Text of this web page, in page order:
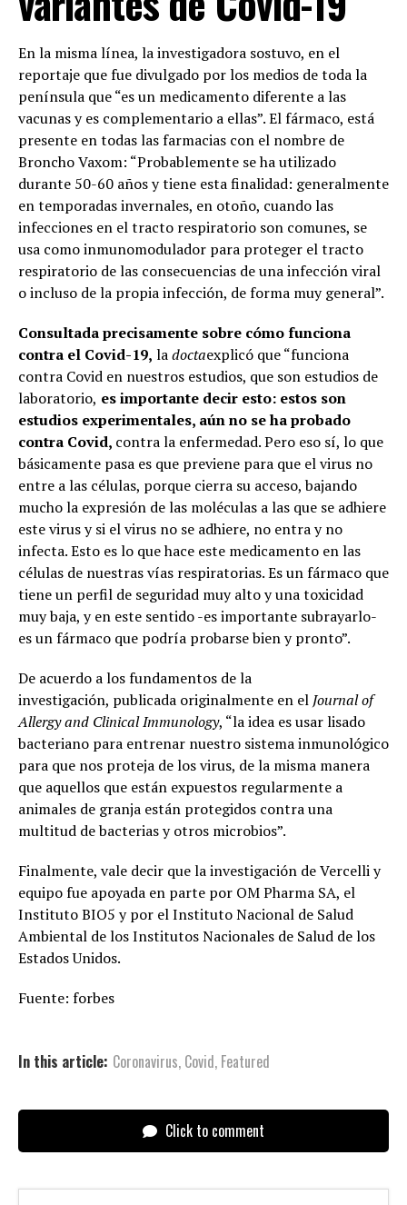
En la misma línea, la investigadora sostuvo, en el
reportaje que fue divulgado por los medios de toda la
península que “es un medicamento diferente a las
vacunas y es complementario a ellas”. El fármaco, está
presente en todas las farmacias con el nombre de
Broncho Vaxom: “Probablemente se ha utilizado
durante 50-60 años y tiene esta finalidad: generalmente
en temporadas invernales, en otoño, cuando las
infecciones en el tracto respiratorio son comunes, se
usa como inmunomodulador para proteger el tracto
respiratorio de las consecuencias de una infección viral
o incluso de la propia infección, de forma muy general”.
Consultada precisamente sobre cómo funciona
contra el Covid-19, ladoctaexplicó que “funciona
contra Covid en nuestros estudios, que son estudios de
laboratorio, es importante decir esto: estos son
estudios experimentales, aún no se ha probado
contra Covid, contra la enfermedad. Pero eso sí, lo que
básicamente pasa es que previene para que el virus no
entre a las células, porque cierra su acceso, bajando
mucho la expresión de las moléculas a las que se adhiere
este virus y si el virus no se adhiere, no entra y no
infecta. Esto es lo que hace este medicamento en las
células de nuestras vías respiratorias. Es un fármaco que
tiene un perfil de seguridad muy alto y una toxicidad
muy baja, y en este sentido -es importante subrayarlo-
es un fármaco que podría probarse bien y pronto”.
De acuerdo a los fundamentos de la
investigación, publicada originalmente en el Journal of
Allergy and Clinical Immunology, “la idea es usar lisado
bacteriano para entrenar nuestro sistema inmunológico
para que nos proteja de los virus, de la misma manera
que aquellos que están expuestos regularmente a
animales de granja están protegidos contra una
multitud de bacterias y otros microbios”.
Finalmente, vale decir que la investigación de Vercelli y
equipo fue apoyada en parte por OM Pharma SA, el
Instituto BIO5 y por el Instituto Nacional de Salud
Ambiental de los Institutos Nacionales de Salud de los
Estados Unidos.
Fuente: forbes
In this article: Coronavirus, Covid, Featured
Click to comment